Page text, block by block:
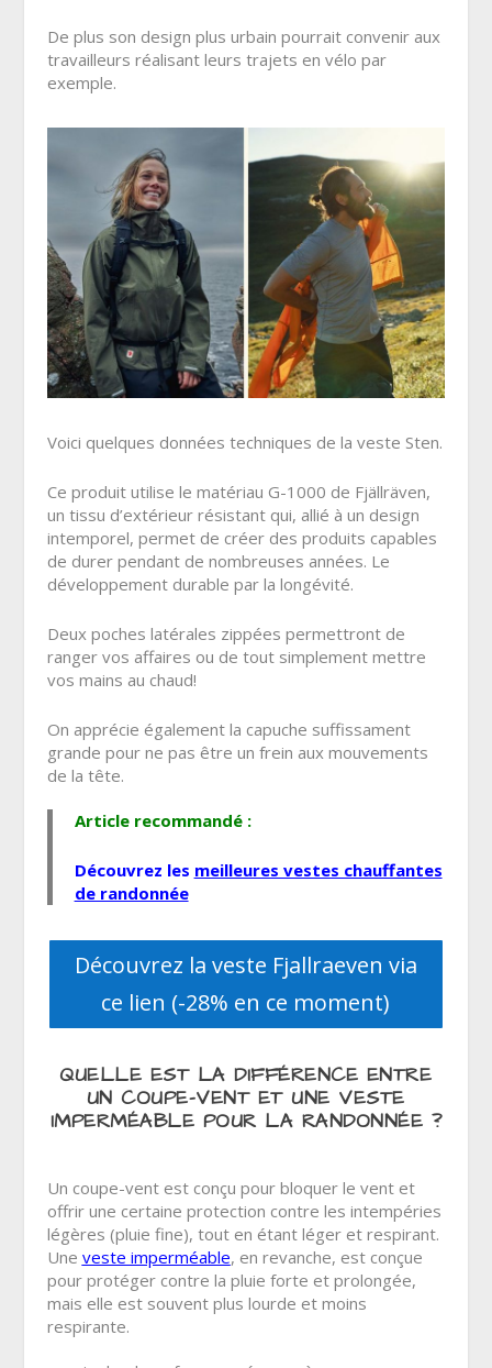
De plus son design plus urbain pourrait convenir aux
travailleurs réalisant leurs trajets en vélo par
exemple.
Voici quelques données techniques de la veste Sten.
Ce produit utilise le matériau G-1000 de Fjällräven,
un tissu d’extérieur résistant qui, allié à un design
intemporel, permet de créer des produits capables
de durer pendant de nombreuses années. Le
développement durable par la longévité.
Deux poches latérales zippées permettront de
ranger vos affaires ou de tout simplement mettre
vos mains au chaud!
On apprécie également la capuche suffissament
grande pour ne pas être un frein aux mouvements
de la tête.
Article recommandé :
Découvrez les meilleures vestes chauffantes
de randonnée
Découvrez la veste Fjallraeven via
ce lien (-28% en ce moment)
QUELLE EST LA DIFFÉRENCE ENTRE
UN COUPE-VENT ET UNE VESTE
IMPERMÉABLE POUR LA RANDONNÉE ?
Un coupe-vent est conçu pour bloquer le vent et
offrir une certaine protection contre les intempéries
légères (pluie fine), tout en étant léger et respirant.
Une veste imperméable, en revanche, est conçue
pour protéger contre la pluie forte et prolongée,
mais elle est souvent plus lourde et moins
respirante.